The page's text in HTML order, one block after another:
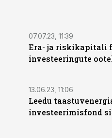
07.07.23, 11:39
Era- ja riskikapitali
investeeringute
13.06.23, 11:06
Leedu
investeerimisfond